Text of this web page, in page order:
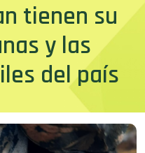
tienen su
y las
del país